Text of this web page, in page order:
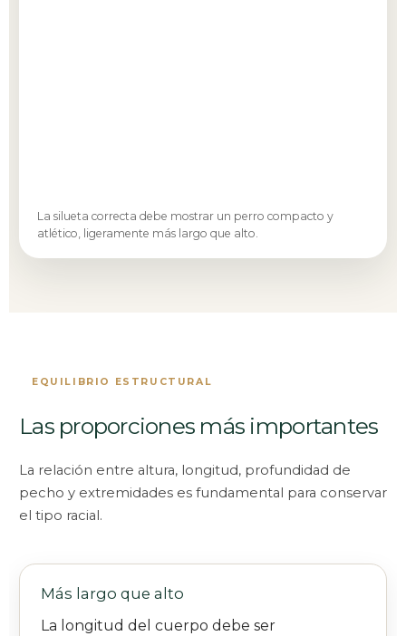
La silueta correcta debe mostrar un perro compacto y
atlético, ligeramente más largo que alto.
EQUILIBRIO ESTRUCTURAL
Las proporciones más importantes
La relación entre altura, longitud, profundidad de
pecho y extremidades es fundamental para conservar
el tipo racial.
Más largo que alto
La longitud del cuerpo debe ser